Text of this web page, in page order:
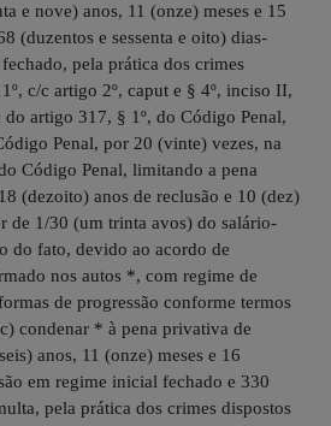
e nove) anos, 11 (onze) meses e 15
(duzentos e sessenta e oito) dias-
pela prática dos crimes
c/c artigo 2º, caput e § 4º, inciso II,
artigo 317, § 1º, do Código Penal,
Penal, por 20 (vinte) vezes, na
Código Penal, limitando a pena
(dezoito) anos de reclusão e 10 (dez)
de 1/30 (um trinta avos) do salário-
do fato, devido ao acordo de
nos autos *, com regime de
de progressão conforme termos
condenar * à pena privativa de
anos, 11 (onze) meses e 16
em regime inicial fechado e 330
pela prática dos crimes dispostos